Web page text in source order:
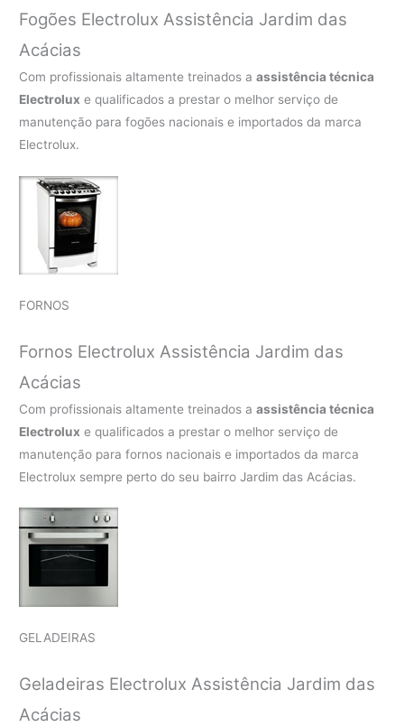
Fogões Electrolux Assistência Jardim das
Acácias
Com profissionais altamente treinados aassistência técnica
Electrolux e qualificados a prestar o melhor serviço de
manutenção para fogões nacionais e importados da marca
Electrolux.
FORNOS
Fornos Electrolux Assistência Jardim das
Acácias
Com profissionais altamente treinados aassistência técnica
Electrolux e qualificados a prestar o melhor serviço de
manutenção para fornos nacionais e importados da marca
Electrolux sempre perto do seu bairro Jardim das Acácias.
GELADEIRAS
Geladeiras Electrolux Assistência Jardim das
Acácias